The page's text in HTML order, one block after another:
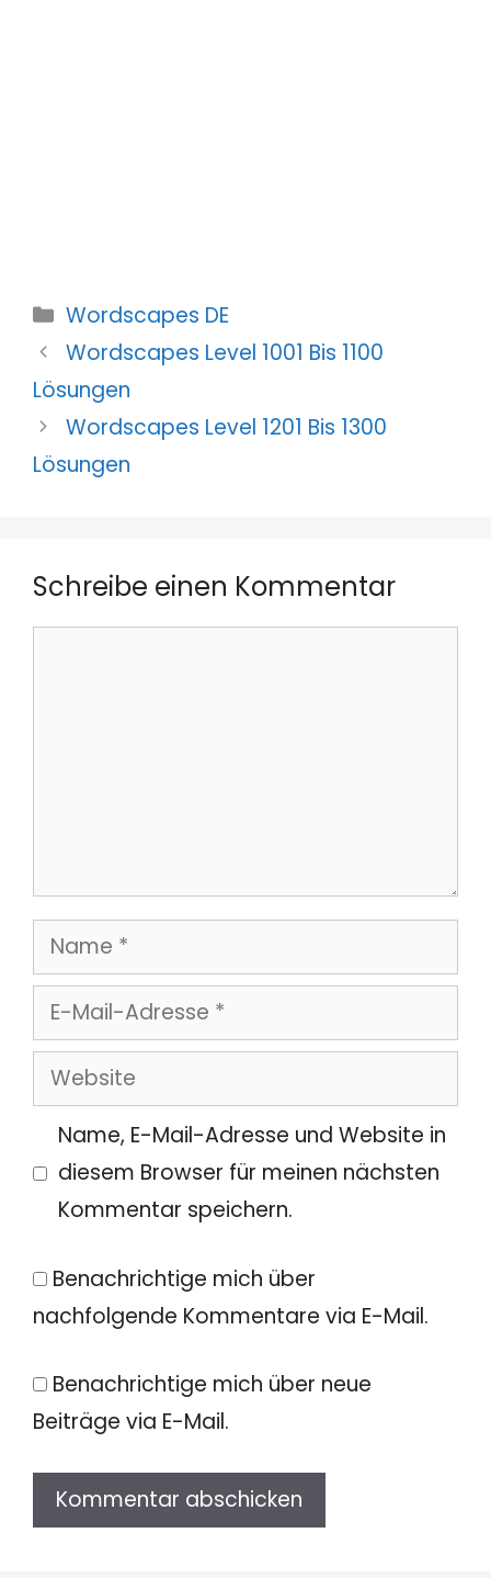
Kategorien
Wordscapes DE
Wordscapes Level 1001 Bis 1100
Lösungen
Wordscapes Level 1201 Bis 1300
Lösungen
Schreibe einen Kommentar
Name
E-
Mail-
Adresse
Website
Name, E-Mail-Adresse und Website in
diesem Browser für meinen nächsten
Kommentar speichern.
Benachrichtige mich über
nachfolgende Kommentare via E-Mail.
Benachrichtige mich über neue
Beiträge via E-Mail.